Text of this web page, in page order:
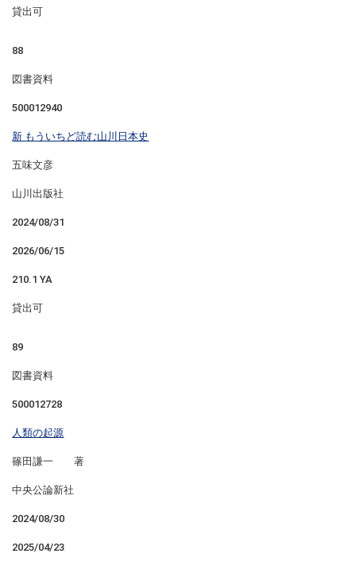
貸出可
88
図書資料
500012940
新 もういちど読む山川日本史
五味文彦
山川出版社
2024/08/31
2026/06/15
210.1 YA
貸出可
89
図書資料
500012728
人類の起源
篠田謙一 著
中央公論新社
2024/08/30
2025/04/23